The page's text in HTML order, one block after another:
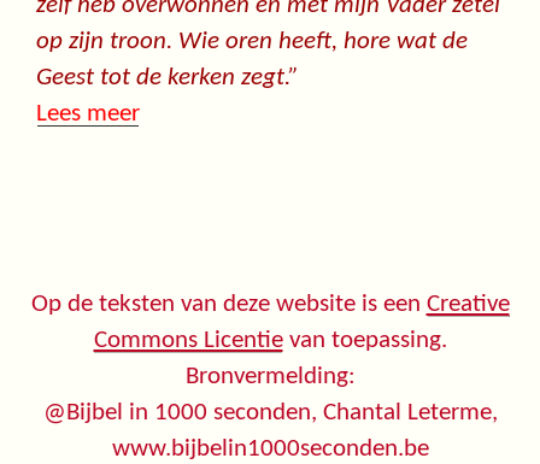
zelf heb overwonnen en met mijn Vader zetel
op zijn troon. Wie oren heeft, hore wat de
Geest tot de kerken zegt.”
Lees meer
Op de teksten van deze website is een Creative
Commons Licentievan toepassing.
Bronvermelding:
@Bijbel in 1000 seconden, Chantal Leterme,
www.bijbelin1000seconden.be